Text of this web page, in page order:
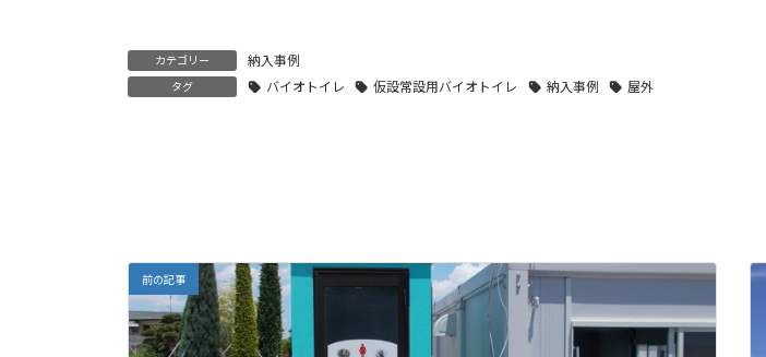
カテゴリー 納入事例
タグ バイオトイレ 仮設常設用バイオトイレ 納入事例 屋外
前の記事